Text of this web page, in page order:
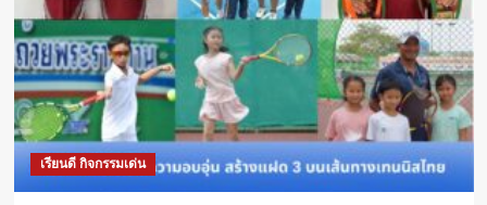
เรียนดี กิจกรรมเด่น